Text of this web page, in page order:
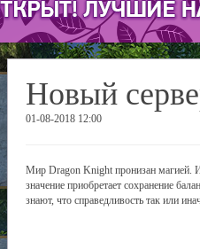
Новый
01-08-2018 12:00
Мир Dragon Knight пронизан магией.
значение приобретает сохранение
знают, что справедливость так или